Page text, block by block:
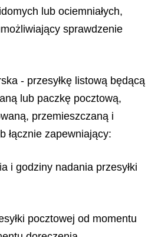
lub ociemniałych,
sprawdzenie
- przesyłkę listową będącą
lub paczkę pocztową,
przemieszczaną i
łącznie zapewniający:
i godziny nadania przesyłki
pocztowej od momentu